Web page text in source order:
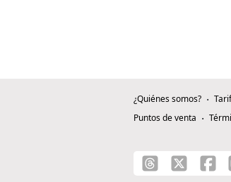
¿Quiénes somos?
Puntos de venta